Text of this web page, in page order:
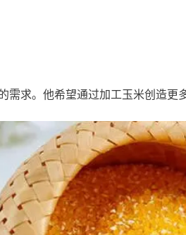
需求。他希望通过加工玉米创造更